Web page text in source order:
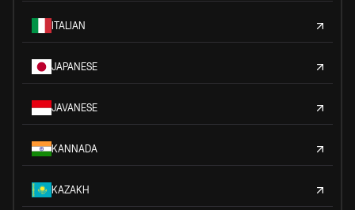
ITALIAN
JAPANESE
JAVANESE
KANNADA
KAZAKH